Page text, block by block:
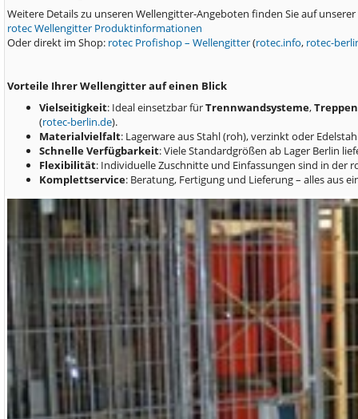
Weitere Details zu unseren Wellengitter‑Angeboten finden Sie auf unserer
rotec Wellengitter Produktinformationen
Oder direkt im Shop: rotec Profishop – Wellengitter(rotec.info, rotec-
Vorteile Ihrer Wellengitter auf einen Blick
Vielseitigkeit: Ideal einsetzbar fürTrennwandsysteme,
(rotec-berlin.de).
Materialvielfalt: Lagerware aus Stahl (roh), verzinkt oder
Schnelle Verfügbarkeit: Viele Standardgrößen ab Lager Berlin
Flexibilität: Individuelle Zuschnitte und Einfassungen sind in der
Komplettservice: Beratung, Fertigung und Lieferung – alles aus